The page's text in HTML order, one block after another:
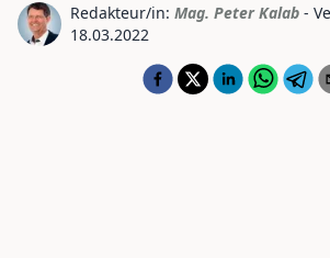
Redakteur/in: Mag. Peter Kalab -
18.03.2022